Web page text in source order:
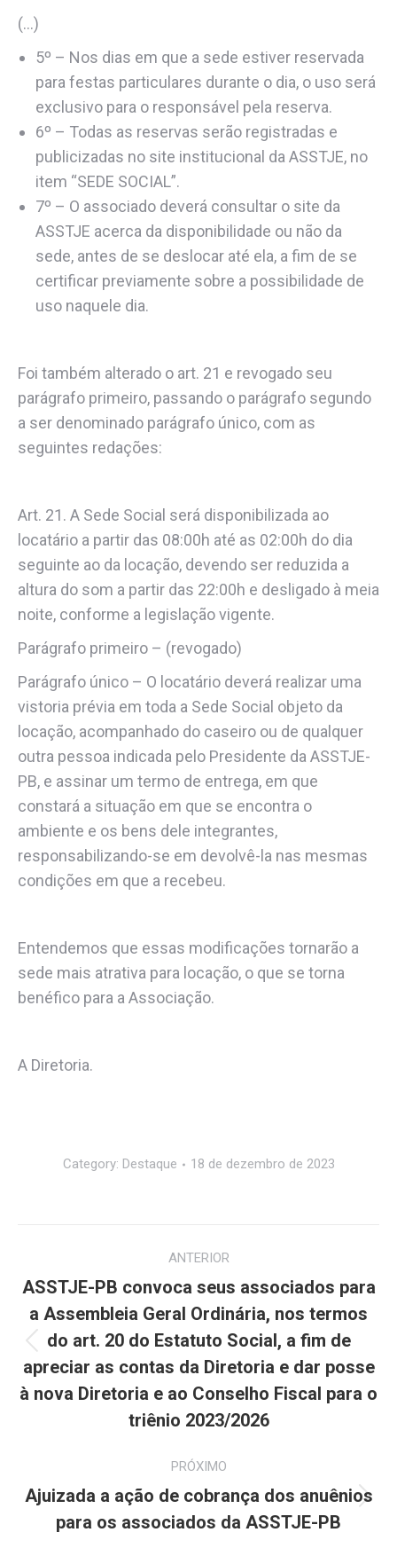
(…)
5º – Nos dias em que a sede estiver reservada
para festas particulares durante o dia, o uso será
exclusivo para o responsável pela reserva.
6º – Todas as reservas serão registradas e
publicizadas no site institucional da ASSTJE, no
item “SEDE SOCIAL”.
7º – O associado deverá consultar o site da
ASSTJE acerca da disponibilidade ou não da
sede, antes de se deslocar até ela, a fim de se
certificar previamente sobre a possibilidade de
uso naquele dia.
Foi também alterado o art. 21 e revogado seu
parágrafo primeiro, passando o parágrafo segundo
a ser denominado parágrafo único, com as
seguintes redações:
Art. 21. A Sede Social será disponibilizada ao
locatário a partir das 08:00h até as 02:00h do dia
seguinte ao da locação, devendo ser reduzida a
altura do som a partir das 22:00h e desligado à meia
noite, conforme a legislação vigente.
Parágrafo primeiro – (revogado)
Parágrafo único – O locatário deverá realizar uma
vistoria prévia em toda a Sede Social objeto da
locação, acompanhado do caseiro ou de qualquer
outra pessoa indicada pelo Presidente da ASSTJE-
PB, e assinar um termo de entrega, em que
constará a situação em que se encontra o
ambiente e os bens dele integrantes,
responsabilizando-se em devolvê-la nas mesmas
condições em que a recebeu.
Entendemos que essas modificações tornarão a
sede mais atrativa para locação, o que se torna
benéfico para a Associação.
A Diretoria.
Category: Destaque 18 de dezembro de 2023
de
post:
ANTERIOR
Post
anterior:
ASSTJE-PB convoca seus associados para
a Assembleia Geral Ordinária, nos termos
do art. 20 do Estatuto Social, a fim de
apreciar as contas da Diretoria e dar posse
à nova Diretoria e ao Conselho Fiscal para o
triênio 2023/2026
PRÓXIMO
Próximo
post:
Ajuizada a ação de cobrança dos anuênios
para os associados da ASSTJE-PB